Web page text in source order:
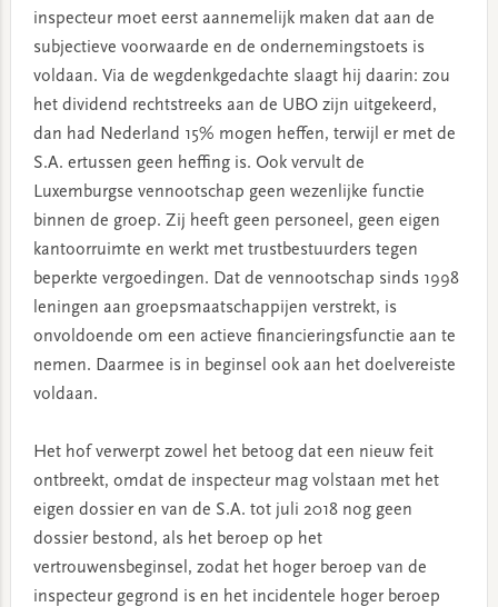
inspecteur moet eerst aannemelijk maken dat aan de
subjectieve voorwaarde en de ondernemingstoets is
voldaan. Via de wegdenkgedachte slaagt hij daarin: zou
het dividend rechtstreeks aan de UBO zijn uitgekeerd,
dan had Nederland 15% mogen heffen, terwijl er met de
S.A. ertussen geen heffing is. Ook vervult de
Luxemburgse vennootschap geen wezenlijke functie
binnen de groep. Zij heeft geen personeel, geen eigen
kantoorruimte en werkt met trustbestuurders tegen
beperkte vergoedingen. Dat de vennootschap sinds 1998
leningen aan groepsmaatschappijen verstrekt, is
onvoldoende om een actieve financieringsfunctie aan te
nemen. Daarmee is in beginsel ook aan het doelvereiste
voldaan.
Het hof verwerpt zowel het betoog dat een nieuw feit
ontbreekt, omdat de inspecteur mag volstaan met het
eigen dossier en van de S.A. tot juli 2018 nog geen
dossier bestond, als het beroep op het
vertrouwensbeginsel, zodat het hoger beroep van de
inspecteur gegrond is en het incidentele hoger beroep